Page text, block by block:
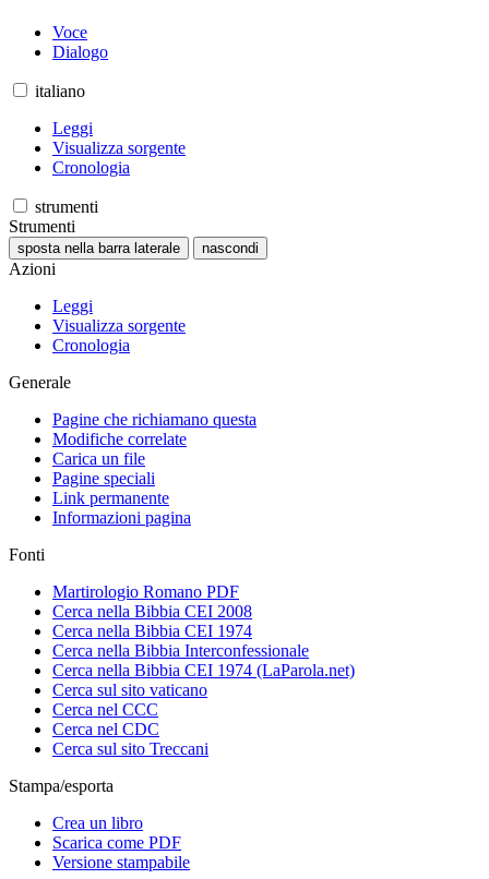
Voce
Dialogo
italiano
Leggi
Visualizza sorgente
Cronologia
strumenti
Strumenti
sposta nella barra laterale nascondi
Azioni
Leggi
Visualizza sorgente
Cronologia
Generale
Pagine che richiamano questa
Modifiche correlate
Carica un file
Pagine speciali
Link permanente
Informazioni pagina
Fonti
Martirologio Romano PDF
Cerca nella Bibbia CEI 2008
Cerca nella Bibbia CEI 1974
Cerca nella Bibbia Interconfessionale
Cerca nella Bibbia CEI 1974 (LaParola.net)
Cerca sul sito vaticano
Cerca nel CCC
Cerca nel CDC
Cerca sul sito Treccani
Stampa/esporta
Crea un libro
Scarica come PDF
Versione stampabile